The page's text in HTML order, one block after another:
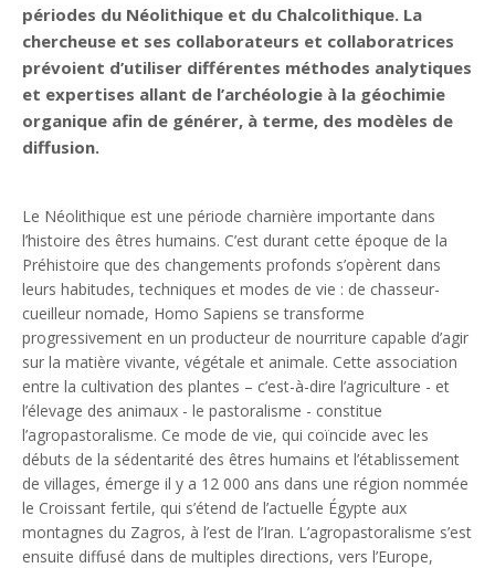
périodes du Néolithique et du Chalcolithique. La
chercheuse et ses collaborateurs et collaboratrices
prévoient d’utiliser différentes méthodes analytiques
et expertises allant de l’archéologie à la géochimie
organique afin de générer, à terme, des modèles de
diffusion.
Le Néolithique est une période charnière importante dans
l’histoire des êtres humains. C’est durant cette époque de la
Préhistoire que des changements profonds s’opèrent dans
leurs habitudes, techniques et modes de vie : de chasseur-
cueilleur nomade, Homo Sapiens se transforme
progressivement en un producteur de nourriture capable d’agir
sur la matière vivante, végétale et animale. Cette association
entre la cultivation des plantes – c’est-à-dire l’agriculture - et
l’élevage des animaux - le pastoralisme - constitue
l’agropastoralisme. Ce mode de vie, qui coïncide avec les
débuts de la sédentarité des êtres humains et l’établissement
de villages, émerge il y a 12 000 ans dans une région nommée
le Croissant fertile, qui s’étend de l’actuelle Égypte aux
montagnes du Zagros, à l’est de l’Iran. L’agropastoralisme s’est
ensuite diffusé dans de multiples directions, vers l’Europe,